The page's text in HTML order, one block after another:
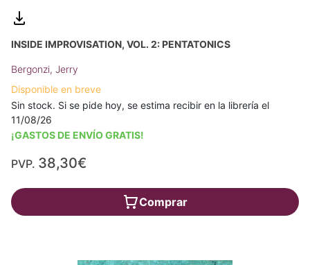
INSIDE IMPROVISATION, VOL. 2: PENTATONICS
Bergonzi, Jerry
Disponible en breve
Sin stock. Si se pide hoy, se estima recibir en la librería el
11/08/26
¡GASTOS DE ENVÍO GRATIS!
PVP. 38,30€
Comprar